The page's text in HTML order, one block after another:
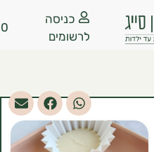
לרשומים
0.00